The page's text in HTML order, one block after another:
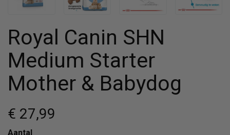
Royal Canin SHN
Medium Starter
Mother & Babydog
€ 27,99
Aantal